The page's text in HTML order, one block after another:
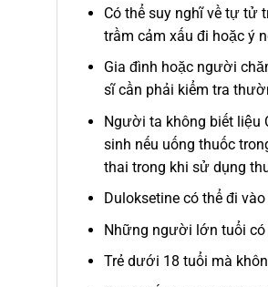
Có thể suy nghĩ về tự tử
trầm cảm xấu đi hoặc ý
Gia đình hoặc người
sĩ cần phải kiểm tra
Người ta không biết liệu
sinh nếu uống thuốc
thai trong khi sử dụng
Duloksetine có thể đi
Những người lớn tuổi có
Trẻ dưới 18 tuổi mà